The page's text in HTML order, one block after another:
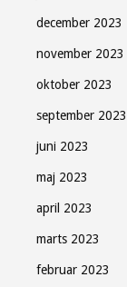
december 2023
november 2023
oktober 2023
september 2023
juni 2023
maj 2023
april 2023
marts 2023
februar 2023